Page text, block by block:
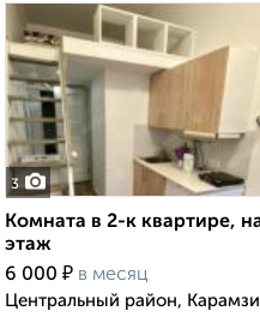
3
Комната в 2-к квартире,
этаж
6 000 ₽ в месяц
Центральный район,